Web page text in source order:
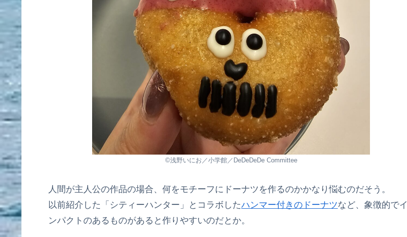
©浅野いにお／小学館／DeDeDeDe Committee
人間が主人公の作品の場合、何をモチーフにドーナツを作るのかかなり悩むのだそう。
以前紹介した「シティーハンター」とコラボしたハンマー付きのドーナツなど、象徴的でイ
ンパクトのあるものがあると作りやすいのだとか。